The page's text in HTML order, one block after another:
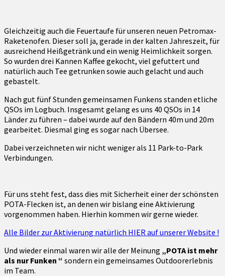
Gleichzeitig auch die Feuertaufe für unseren neuen Petromax-
Raketenofen. Dieser soll ja, gerade in der kalten Jahreszeit, für
ausreichend Heißgetränk und ein wenig Heimlichkeit sorgen.
So wurden drei Kannen Kaffee gekocht, viel gefuttert und
natürlich auch Tee getrunken sowie auch gelacht und auch
gebastelt.
Nach gut fünf Stunden gemeinsamen Funkens standen etliche
QSOs im Logbuch. Insgesamt gelang es uns 40 QSOs in 14
Länder zu führen – dabei wurde auf den Bändern 40m und 20m
gearbeitet. Diesmal ging es sogar nach Übersee.
Dabei verzeichneten wir nicht weniger als 11 Park-to-Park
Verbindungen.
Für uns steht fest, dass dies mit Sicherheit einer der schönsten
POTA-Flecken ist, an denen wir bislang eine Aktivierung
vorgenommen haben. Hierhin kommen wir gerne wieder.
Alle Bilder zur Aktivierung natürlich HIER auf unserer Website !
Und wieder einmal waren wir alle der Meinung „POTA ist mehr
als nur Funken “ sondern ein gemeinsames Outdoorerlebnis
im Team.